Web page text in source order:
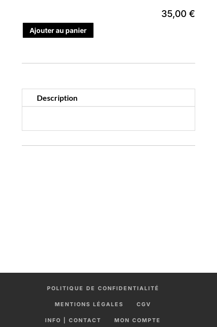
35,00 €
Ajouter au panier
Description
POLITIQUE DE CONFIDENTIALITÉ
MENTIONS LÉGALES CGV
INFO | CONTACT MON COMPTE